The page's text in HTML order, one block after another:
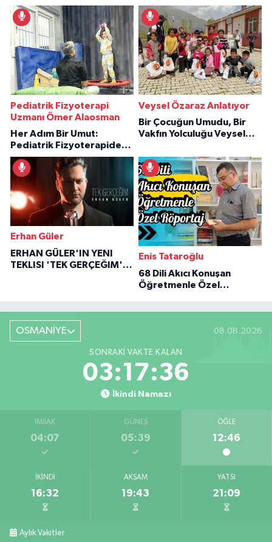
Pediatrik Fizyoterapi
Uzmanı Ömer Alaosman
Her Adım Bir Umut:
Pediatrik Fizyoterapiden
İlham Veren Hikâyeler
Veysel Özaraz Anlatıyor
Bir Çocuğun Umudu, Bir
Vakfın Yolculuğu Veysel
Erhan Güler
ERHAN GÜLER'IN YENI
TEKLISI 'TEK GERÇEĞIM'LE
Enis Tataroğlu
68 Dili Akıcı Konuşan
Öğretmenle Özel
OSMANİYE 08.08.2026
SONRAKI VAKTE KALAN
03:17:35
İkindi Namazı
İMSAK
04:07
GÜNEŞ
05:39
ÖĞLE
12:46
İKINDI
16:32
AKŞAM
19:43
YATSI
21:09
Aylık Vakitler